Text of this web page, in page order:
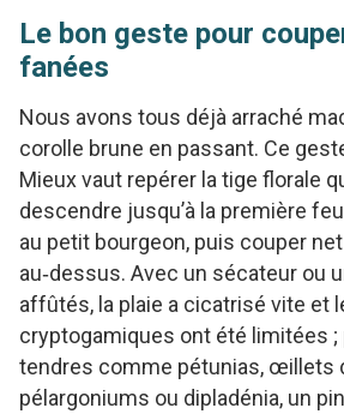
Le bon geste pour
fanées
Nous avons tous déjà arraché
corolle brune en passant. Ce
Mieux vaut repérer la tige florale
descendre jusqu’à la première
au petit bourgeon, puis couper
au‑dessus. Avec un sécateur ou
affûtés, la plaie a cicatrisé vite et
cryptogamiques ont été limitées ;
tendres comme pétunias, œillets
pélargoniums ou dipladénia, un